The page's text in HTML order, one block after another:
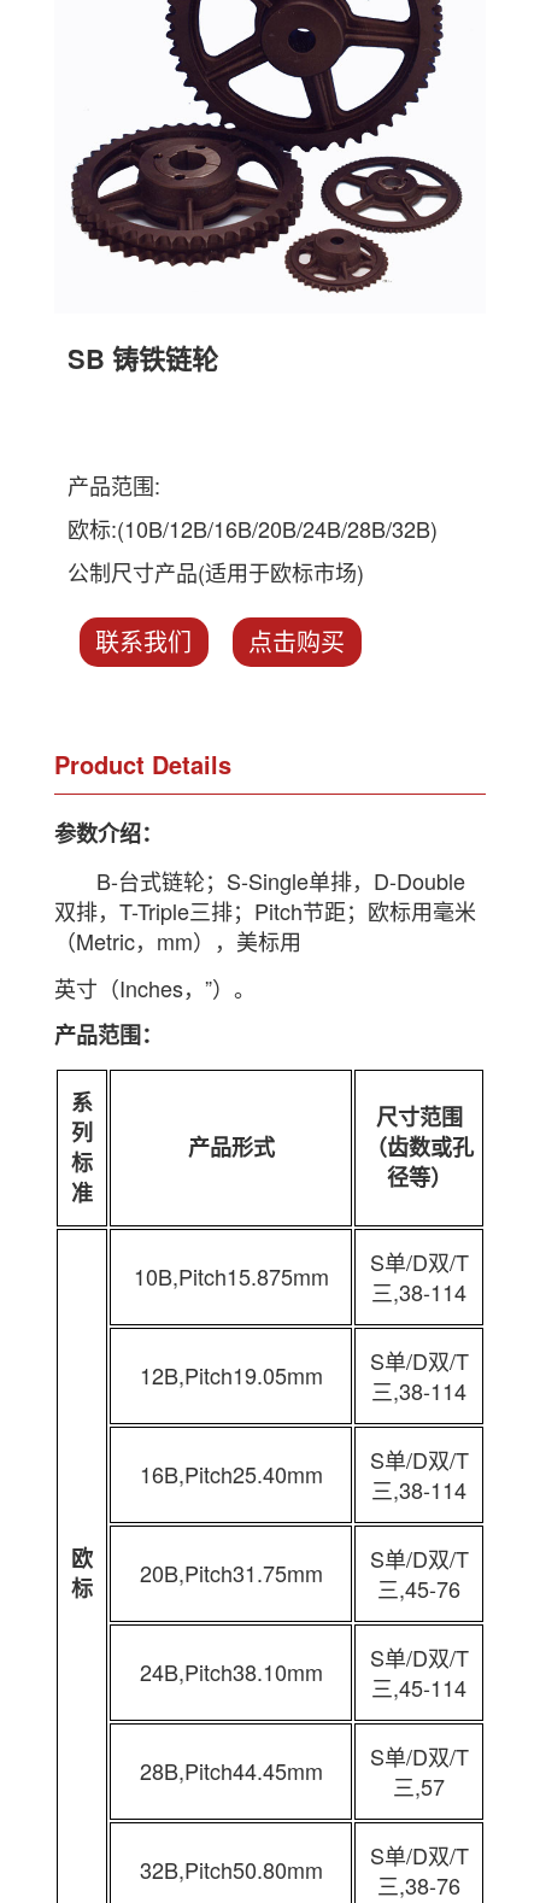
SB 铸铁链轮
产品范围:
欧标:(10B/12B/16B/20B/24B/28B/32B)
公制尺寸产品(适用于欧标市场)
联系我们 点击购买
Product Details
参数介绍：
B-台式链轮；S-Single单排，D-Double
双排，T-Triple三排；Pitch节距；欧标用毫米
（Metric，mm）， 美标用
英寸（Inches，”）。
产品范围：
系
列
标
准
产品形式
尺寸范围
（齿数或孔
径等）
欧
标
10B,Pitch15.875mm
S单/D双/T
三,38-114
12B,Pitch19.05mm
S单/D双/T
三,38-114
16B,Pitch25.40mm
S单/D双/T
三,38-114
20B,Pitch31.75mm
S单/D双/T
三,45-76
24B,Pitch38.10mm
S单/D双/T
三,45-114
28B,Pitch44.45mm
S单/D双/T
三,57
32B,Pitch50.80mm
S单/D双/T
三,38-76